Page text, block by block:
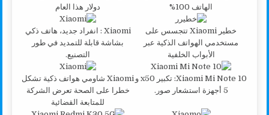
الهاتف 100%
دولار هذا العام
خطير Xiaomi تتجسس على
مستخدمي الهواتف الذكية عبر
الأبواب الخلفية
Xiaomi : انفراد جديد، هاتف ذكي
بشاشة قابلة للتمديد في طور
التصنيع.
Xiaomi Mi Note 10: تكبير x50 و
5 أجهزة استشعار صور.
Xiaomi شاومي هواتف ذكية تشكل
خطرا على الصحة تعرض الشركة
للمتابعة القضائية